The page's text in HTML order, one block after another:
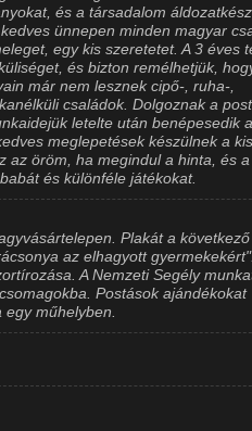
és a társadalom
ünnepen minden magyar
egy kis szeretetet. A 3 éves
és bizton remélhetjük,
már nem lesznek cipő-, ruha-,
családok. Dolgoznak a
letelte után benépesedik
meglepetések készülnek a
az öröm, ha megindul a hinta, és
és különféle játékokat.
Plakát a következő
az elhagyott
A Nemzeti Segély
Postások ajándékokat
műhelyben.